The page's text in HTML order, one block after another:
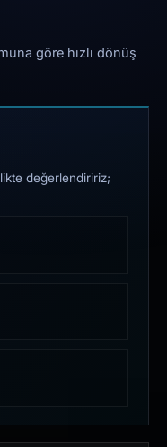
göre hızlı dönüş
değerlendiririz;